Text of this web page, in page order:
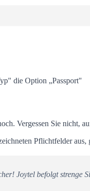
die Option „Passport"
Vergessen Sie nicht,
Pflichtfelder aus,
Joytel befolgt strenge